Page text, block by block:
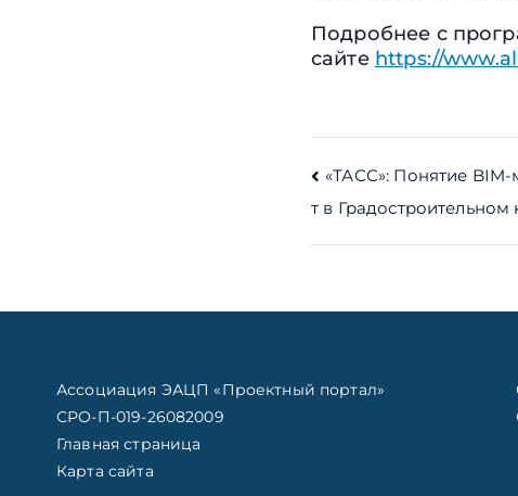
Подробнее с
сайте https://
Навигация
по
«ТАСС»: Понятие
т в
Ассоциация ЭАЦП «Проектный портал»
СРО-П-019-26082009
Главная страница
Карта сайта